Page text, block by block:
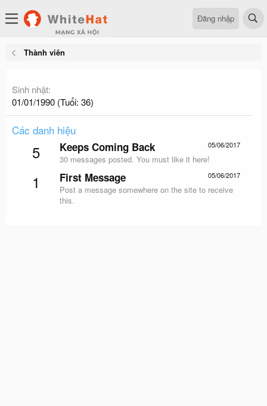
Đăng nhập
Thành viên
Sinh nhật
01/01/1990 (Tuổi: 36)
Các danh hiệu
5 05/06/2017
Keeps Coming Back
30 messages posted. You must like it here!
1 05/06/2017
First Message
Post a message somewhere on the site to receive
this.